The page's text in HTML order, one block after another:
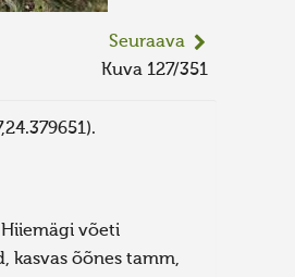
Seuraava
Kuva 127/351
Hiiemägi võeti
kasvas õõnes tamm,